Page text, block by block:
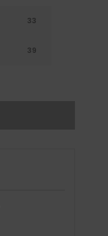
33
39